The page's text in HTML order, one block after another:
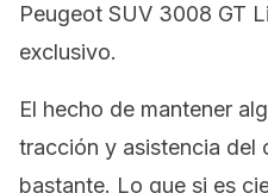
Peugeot SUV 3008 GT
exclusivo.
El hecho de mantener
tracción y asistencia del
bastante. Lo que si es